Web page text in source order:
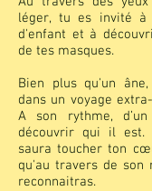
léger, tu es invité à
d'enfant et à
de tes masques.
Bien plus qu'un
dans un voyage
A son rythme,
découvrir qui il est.
saura toucher ton
qu'au travers de son
reconnaitras.